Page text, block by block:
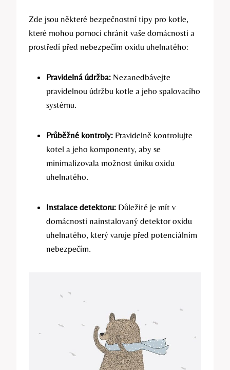
Zde jsou některé bezpečnostní tipy pro kotle,
které mohou pomoci chránit vaše domácnosti a
prostředí před nebezpečím oxidu uhelnatého:
Pravidelná údržba: Nezanedbávejte
pravidelnou údržbu kotle a jeho spalovacího
systému.
Průběžné kontroly: Pravidelně kontrolujte
kotel a jeho komponenty, aby se
minimalizovala možnost úniku oxidu
uhelnatého.
Instalace detektoru: Důležité je mít v
domácnosti nainstalovaný detektor oxidu
uhelnatého, který varuje před potenciálním
nebezpečím.